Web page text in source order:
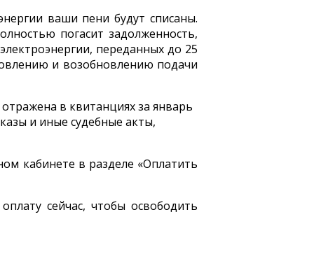
ваши пени будут списаны.
погасит задолженность,
переданных до 25
и возобновлению подачи
в квитанциях за январь
и иные судебные акты,
кабинете в разделе «Оплатить
сейчас, чтобы освободить